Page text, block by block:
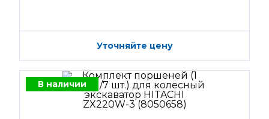
Уточняйте цену
В наличии